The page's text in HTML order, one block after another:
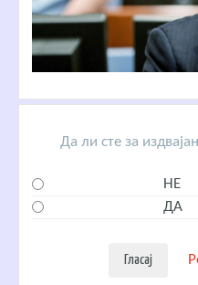
Да ли сте за
НЕ
ДА